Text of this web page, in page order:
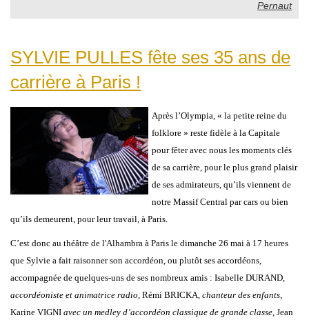
Pernaut
SYLVIE PULLES fête ses 35 ans de
carrière à Paris !
Après l’Olympia, « la petite reine du
folklore » reste fidèle à la Capitale
pour fêter avec nous les moments clés
de sa carrière, pour le plus grand plaisir
de ses admirateurs, qu’ils viennent de
notre Massif Central par cars ou bien
qu’ils demeurent, pour leur travail, à Paris.
C’est donc au théâtre de l'Alhambra à Paris le dimanche 26 mai à 17 heures
que Sylvie a fait raisonner son accordéon, ou plutôt ses accordéons,
accompagnée de quelques-uns de ses nombreux amis : Isabelle DURAND,
accordéoniste et animatrice radio , Rémi BRICKA, chanteur des enfants
Karine VIGNI avec un medley d’accordéon classique de grande classe , Jean